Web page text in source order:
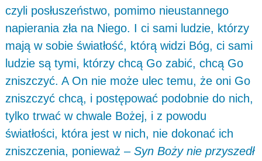
czyli posłuszeństwo, pomimo nieustannego
napierania zła na Niego. I ci sami ludzie, którzy
mają w sobie światłość, którą widzi Bóg, ci sami
ludzie są tymi, którzy chcą Go zabić, chcą Go
zniszczyć. A On nie może ulec temu, że oni Go
zniszczyć chcą, i postępować podobnie do nich,
tylko trwać w chwale Bożej, i z powodu
światłości, która jest w nich, nie dokonać ich
zniszczenia, ponieważ – Syn Boży nie przyszedł